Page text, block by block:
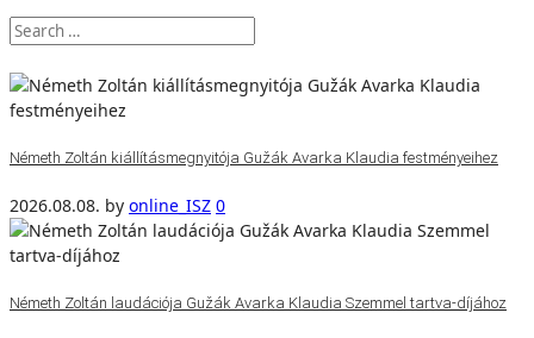
Németh Zoltán kiállításmegnyitója Gužák Avarka Klaudia festményeihez
2026.08.08. by online_ISZ 0
Németh Zoltán laudációja Gužák Avarka Klaudia Szemmel tartva-díjához